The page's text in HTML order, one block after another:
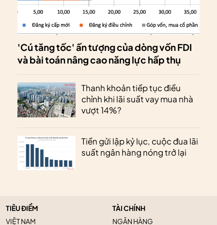
'Cú tăng tốc' ấn tượng của dòng vốn FDI
và bài toán nâng cao năng lực hấp thụ
Thanh khoản tiếp tục điều
chỉnh khi lãi suất vay mua nhà
vượt 14%?
Tiền gửi lập kỷ lục, cuộc đua lãi
suất ngân hàng nóng trở lại
TIÊU ĐIỂM
VIỆT NAM
TÀI CHÍNH
NGÂN HÀNG